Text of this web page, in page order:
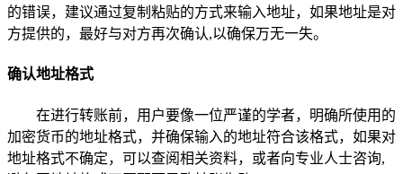
的错误，建议通过复制粘贴的方式来输入地址，如果地址是对
方提供的，最好与对方再次确认,以确保万无一失。
确认地址格式
在进行转账前，用户要像一位严谨的学者，明确所使用的
加密货币的地址格式，并确保输入的地址符合该格式，如果对
地址格式不确定，可以查阅相关资料，或者向专业人士咨询,